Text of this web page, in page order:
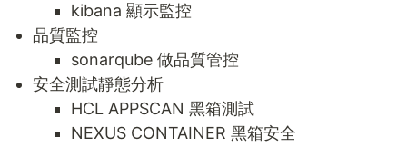
kibana 顯示監控
品質監控
sonarqube 做品質管控
安全測試靜態分析
HCL APPSCAN 黑箱測試
NEXUS CONTAINER 黑箱安全